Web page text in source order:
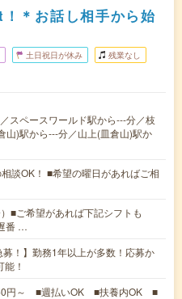
＊お話し相手から始
土日祝日が休み 残業なし
スペースワールド駅から---分／枝
山)駅から---分／山上(皿倉山)駅か
談OK！ ■希望の曜日があればご相
■ご希望があれば下記シフトも
番 …
募！】勤務1年以上が多数！応募か
！
円～ ■週払いOK ■扶養内OK ■